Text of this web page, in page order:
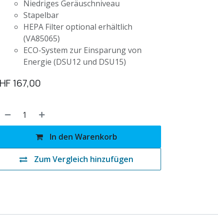
Niedriges Geräuschniveau
Stapelbar
HEPA Filter optional erhältlich
(VA85065)
ECO-System zur Einsparung von
Energie (DSU12 und DSU15)
167,00
In den Warenkorb
Zum Vergleich hinzufügen